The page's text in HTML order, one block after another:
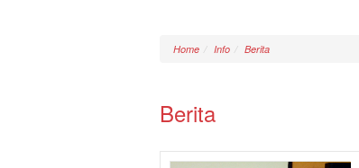
Home Info Berita
Berita